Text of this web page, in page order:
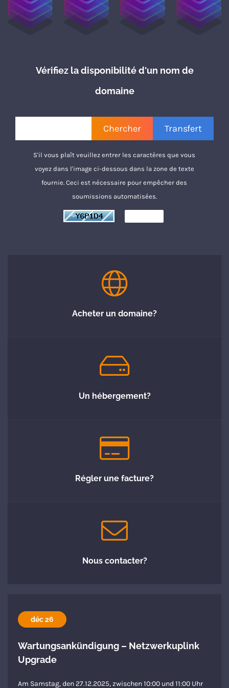
Vérifiez la disponibilité d'un nom de
domaine
S'il vous plaît veuillez entrer les caractères que vous
voyez dans l'image ci-dessous dans la zone de texte
fournie. Ceci est nécessaire pour empêcher des
soumissions automatisées.
Acheter un domaine?
Un hébergement?
Régler une facture?
Nous contacter?
déc 26
Wartungsankündigung – Netzwerkuplink
Upgrade
Am Samstag, den 27.12.2025, zwischen 10:00 und 11:00 Uhr